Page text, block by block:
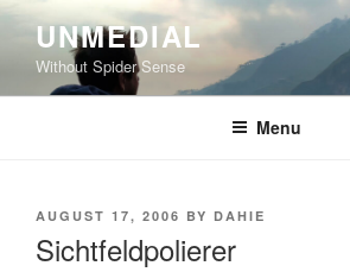
Skip
content
UNMEDIAL
Without Spider Sense
Menu
POSTED
AUGUST 17, 2006 BY DAHIE
Sichtfeldpolierer